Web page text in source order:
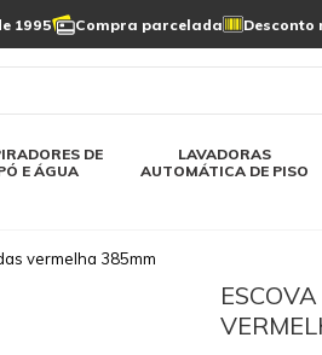
1995 Compra parcelada Desconto
DE
E ÁGUA
Linha a bateria
LAVADORAS
AUTOMÁTICA DE PISO
Varredeiras automática
de painel
vermelha 385mm